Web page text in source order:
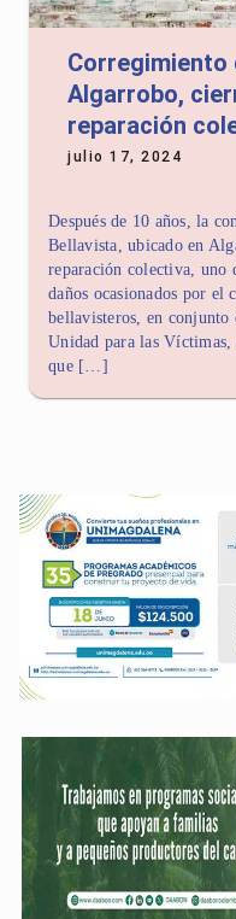
Corregimiento
Algarrobo,
reparación
julio 17, 2024
Después de 10 años, la
Bellavista, ubicado en
reparación colectiva, uno
daños ocasionados por
bellavisteros, en
Unidad para las
que […]